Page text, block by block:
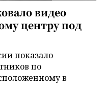
видео
центру под
показало
по
в